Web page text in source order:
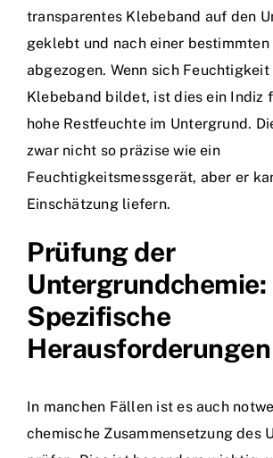
transparentes Klebeband auf den
geklebt und nach einer
abgezogen. Wenn sich
Klebeband bildet, ist dies ein Indiz
hohe Restfeuchte im Untergrund.
zwar nicht so präzise wie ein
Feuchtigkeitsmessgerät, aber er
Einschätzung liefern.
Prüfung der
Untergrundchemie:
Spezifische
Herausforderungen
In manchen Fällen ist es auch
chemische Zusammensetzung des